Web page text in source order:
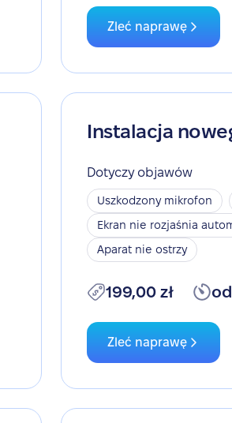
Zleć naprawę
Instalacja
Dotyczy objawów
Uszkodzony mikrofon
Ekran nie rozjaśnia
Aparat nie ostrzy
199,00 zł
Zleć naprawę